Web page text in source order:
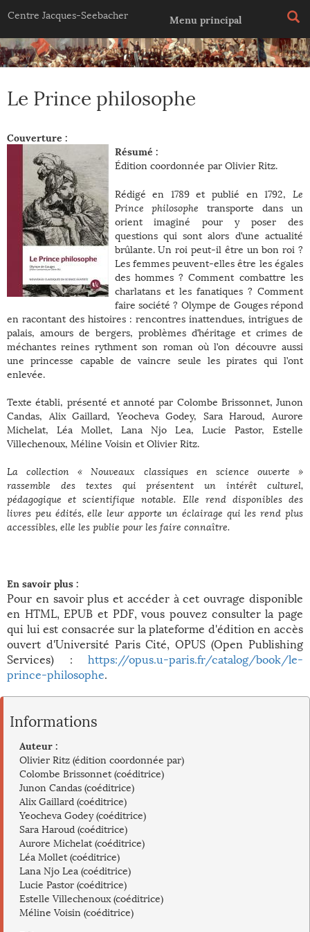
Centre Jacques-Seebacher Menu principal
Le Prince philosophe
Couverture :
Résumé :
Édition coordonnée par Olivier Ritz.
Rédigé en 1789 et publié en 1792, Le
Prince philosophe transporte dans un
orient imaginé pour y poser des
questions qui sont alors d’une actualité
brûlante. Un roi peut-il être un bon roi ?
Les femmes peuvent-elles être les égales
des hommes ? Comment combattre les
charlatans et les fanatiques ? Comment
faire société ? Olympe de Gouges répond
en racontant des histoires : rencontres inattendues, intrigues de
palais, amours de bergers, problèmes d’héritage et crimes de
méchantes reines rythment son roman où l’on découvre aussi
une princesse capable de vaincre seule les pirates qui l’ont
enlevée.
Texte établi, présenté et annoté par Colombe Brissonnet, Junon
Candas, Alix Gaillard, Yeocheva Godey, Sara Haroud, Aurore
Michelat, Léa Mollet, Lana Njo Lea, Lucie Pastor, Estelle
Villechenoux, Méline Voisin et Olivier Ritz.
La collection « Nouveaux classiques en science ouverte »
rassemble des textes qui présentent un intérêt culturel,
pédagogique et scientifique notable. Elle rend disponibles des
livres peu édités, elle leur apporte un éclairage qui les rend plus
accessibles, elle les publie pour les faire connaître.
En savoir plus :
Pour en savoir plus et accéder à cet ouvrage disponible
en HTML, EPUB et PDF, vous pouvez consulter la page
qui lui est consacrée sur la plateforme d'édition en accès
ouvert d'Université Paris Cité, OPUS (Open Publishing
Services) : https://opus.u-paris.fr/catalog/book/le-
prince-philosophe.
Informations
Auteur :
Olivier Ritz (édition coordonnée par)
Colombe Brissonnet (coéditrice)
Junon Candas (coéditrice)
Alix Gaillard (coéditrice)
Yeocheva Godey (coéditrice)
Sara Haroud (coéditrice)
Aurore Michelat (coéditrice)
Léa Mollet (coéditrice)
Lana Njo Lea (coéditrice)
Lucie Pastor (coéditrice)
Estelle Villechenoux (coéditrice)
Méline Voisin (coéditrice)